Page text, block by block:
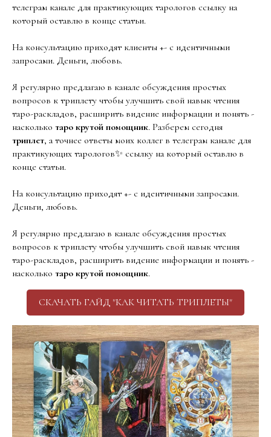
телеграм канале для практикующих тарологов ссылку на
который оставлю в конце статьи.
На консультацию приходят клиенты +- с идентичными
запросами. Деньги, любовь.
Я регулярно предлагаю в канале обсуждения простых
вопросов к триплету чтобы улучшить свой навык чтения
таро-раскладов, расширить видение информации и понять -
насколько таро крутой помощник. Разберем сегодня
триплет, а точнее ответы моих коллег в телеграм канале для
практикующих тарологов✨ ссылку на который оставлю в
конце статьи.
На консультацию приходят +- с идентичными запросами.
Деньги, любовь.
Я регулярно предлагаю в канале обсуждения простых
вопросов к триплету чтобы улучшить свой навык чтения
таро-раскладов, расширить видение информации и понять -
насколько таро крутой помощник.
СКАЧАТЬ ГАЙД "КАК ЧИТАТЬ ТРИПЛЕТЫ"